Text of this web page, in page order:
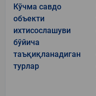
Кўчма савдо
объекти
ихтисослашуви
бўйича
таъқиқланадиган
турлар